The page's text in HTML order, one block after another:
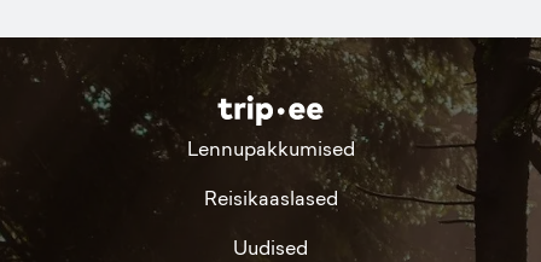
Lennupakkumised
Reisikaaslased
Uudised